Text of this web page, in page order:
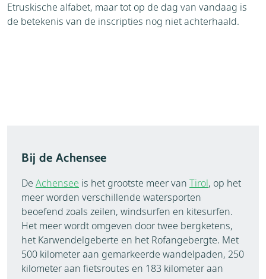
Etruskische alfabet, maar tot op de dag van vandaag is
de betekenis van de inscripties nog niet achterhaald.
Bij de Achensee
De Achensee is het grootste meer van Tirol, op het
meer worden verschillende watersporten
beoefend zoals zeilen, windsurfen en kitesurfen.
Het meer wordt omgeven door twee bergketens,
het Karwendelgeberte en het Rofangebergte. Met
500 kilometer aan gemarkeerde wandelpaden, 250
kilometer aan fietsroutes en 183 kilometer aan